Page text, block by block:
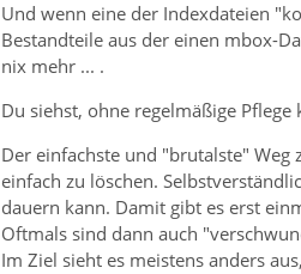
Und wenn eine der Indexdateien
Bestandteile aus der einen mbox-
nix mehr ... .
Du siehst, ohne regelmäßige
Der einfachste und "brutalste"
einfach zu löschen.
dauern kann. Damit gibt es erst
Oftmals sind dann auch
Im Ziel sieht es meistens anders